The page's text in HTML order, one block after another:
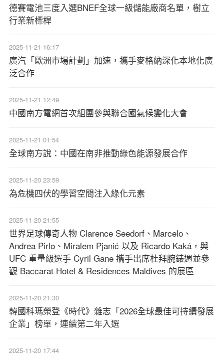
德賽電池三度入選BNEF全球一級儲能廠商名單，樹立
行業新標桿
2025-11-21 16:17
廣汽「歐洲市場計劃」加速，攜手麥格納深化本地化廣
泛合作
2025-11-21 12:49
中國南方電網首次組團參與聯合國氣候變化大會
2025-11-21 01:54
全球南方說：中國在南非推動綠色能源發展合作
2025-11-20 23:59
為危機四伏的學習空間注入綠化元素
2025-11-20 21:55
世界足球傳奇人物 Clarence Seedorf、Marcelo、
Andrea Pirlo、Miralem Pjanić 以及 Ricardo Kaká，與
UFC 重量級選手 Cyril Gane 攜手出席杜拜腕錶週並參
觀 Baccarat Hotel & Residences Maldives 的展區
2025-11-20 21:30
韓國科瑪榮登《時代》雜志「2026全球最佳可持續發展
企業」榜單，連續第二年入選
2025-11-20 17:44